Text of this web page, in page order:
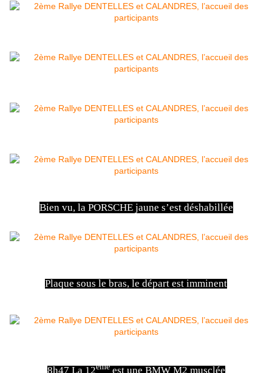
Bien vu, la PORSCHE jaune s’est déshabillée
Plaque sous le bras, le départ est imminent
8h47 La 12èmeest une BMW M2 musclée